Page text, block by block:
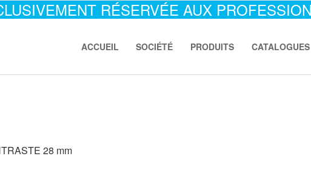
RÉSERVÉE AUX
ACCUEIL SOCIÉTÉ PRODUITS CATALOGUES
28 mm